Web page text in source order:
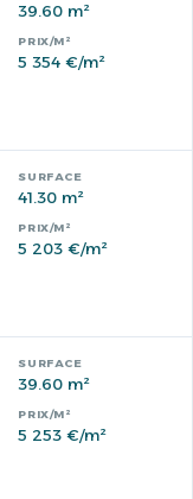
39.60 m²
5 354 €/m²
41.30 m²
5 203 €/m²
39.60 m²
5 253 €/m²